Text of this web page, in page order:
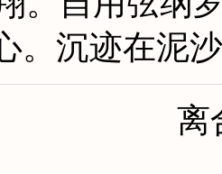
。沉迹在泥
离